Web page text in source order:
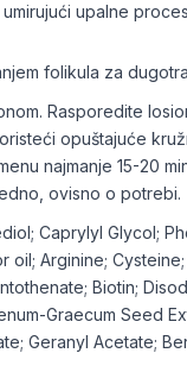
umirujući upalne
folikula za
Rasporedite
opuštajuće
najmanje 15-20
ovisno o potrebi.
Caprylyl Glycol;
Arginine; Cysteine;
Biotin;
Graecum Seed
Geranyl Acetate;